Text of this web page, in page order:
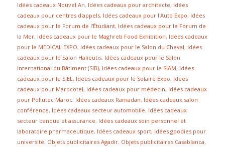
Idées cadeaux Nouvel An, Idées cadeaux pour architecte, idées
cadeaux pour centres d'appels, Idées cadeaux pour l'Auto Expo, Idées
cadeaux pour le Forum de l'Étudiant, Idées cadeaux pour le Forum de
la Mer, Idées cadeaux pour le Maghreb Food Exhibition, Idées cadeaux
pour le MEDICAL EXPO, Idées cadeaux pour le Salon du Cheval, Idées
cadeaux pour le Salon Halieutis, Idées cadeaux pour le Salon
International du Bâtiment (SIB), Idées cadeaux pour le SIAM, Idées
cadeaux pour le SIEL , Idées cadeaux pour le Solaire Expo, Idées
cadeaux pour Marocotel, Idées cadeaux pour médecin, Idées cadeaux
pour Pollutec Maroc, Idées cadeaux Ramadan, Idées cadeaux salon
conférence, Idées cadeaux secteur automobile, Idées cadeaux
secteur banque et assurance, Idées cadeaux soin personnel et
laboratoire pharmaceutique, Idées cadeaux sport, Idées goodies pour
université, Objets publicitaires Agadir, Objets publicitaires Casablanca,